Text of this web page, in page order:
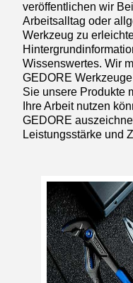
veröffentlichen wir
Arbeitsalltag oder
Werkzeug zu
Wissenswertes. Wir
GEDORE
Sie unsere Produkte
Ihre Arbeit nutzen
GEDORE
Leistungsstärke und